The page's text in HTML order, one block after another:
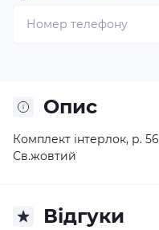
Опис
Комплект інтерлок, р. 56
Св.жовтий
Відгуки